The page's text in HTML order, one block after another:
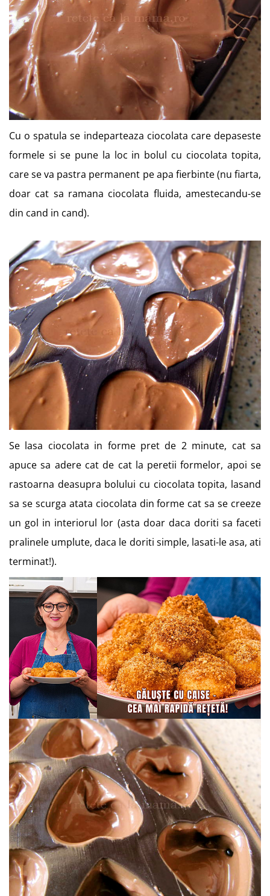
Cu o spatula se indeparteaza ciocolata care depaseste
formele si se pune la loc in bolul cu ciocolata topita,
care se va pastra permanent pe apa fierbinte (nu fiarta,
doar cat sa ramana ciocolata fluida, amestecandu-se
din cand in cand).
Se lasa ciocolata in forme pret de 2 minute, cat sa
apuce sa adere cat de cat la peretii formelor, apoi se
rastoarna deasupra bolului cu ciocolata topita, lasand
sa se scurga atata ciocolata din forme cat sa se creeze
un gol in interiorul lor (asta doar daca doriti sa faceti
pralinele umplute, daca le doriti simple, lasati-le asa, ati
terminat!).